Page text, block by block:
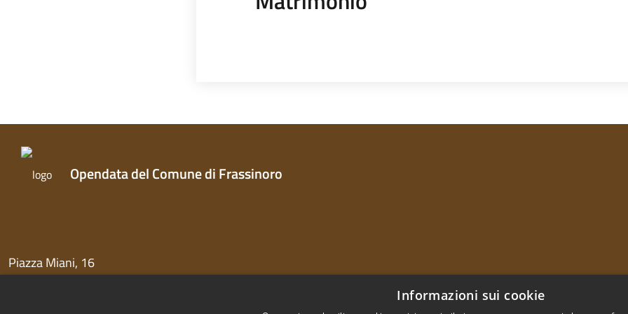
Opendata del Comune di Frassinoro
Piazza Miani, 16
Informazioni sui cookie